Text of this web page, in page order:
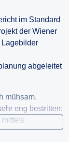
Bitte um
regeln
Form
(z. B.
im Standard
der Wiener
Lagebilder
abgeleitet
mühsam.
eng bestritten:
sondern